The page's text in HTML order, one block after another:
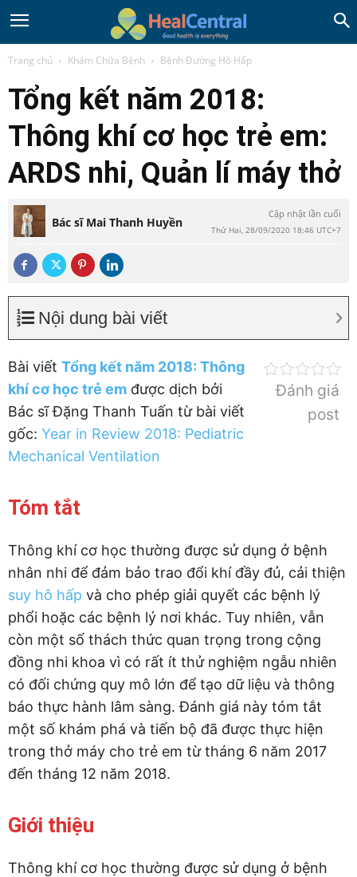
Trang chủ Khám Chữa Bệnh Bệnh Đường Hô Hấp
Tổng kết năm 2018:
Thông khí cơ học trẻ em:
ARDS nhi, Quản lí máy thở
Bác sĩ Mai Thanh Huyền
Cập nhật lần cuối
Thứ Hai, 28/09/2020 18:46 UTC+7
Nội dung bài viết
Đánh giá
post
Bài viết Tổng kết năm 2018: Thông
khí cơ học trẻ em được dịch bởi
Bác sĩ Đặng Thanh Tuấn từ bài viết
gốc: Year in Review 2018: Pediatric
Mechanical Ventilation
Tóm tắt
Thông khí cơ học thường được sử dụng ở bệnh
nhân nhi để đảm bảo trao đổi khí đầy đủ, cải thiện
suy hô hấp và cho phép giải quyết các bệnh lý
phổi hoặc các bệnh lý nơi khác. Tuy nhiên, vẫn
còn một số thách thức quan trọng trong cộng
đồng nhi khoa vì có rất ít thử nghiệm ngẫu nhiên
có đối chứng quy mô lớn để tạo dữ liệu và thông
báo thực hành lâm sàng. Đánh giá này tóm tắt
một số khám phá và tiến bộ đã được thực hiện
trong thở máy cho trẻ em từ tháng 6 năm 2017
đến tháng 12 năm 2018.
Giới thiệu
Thông khí cơ học thường được sử dụng ở bệnh